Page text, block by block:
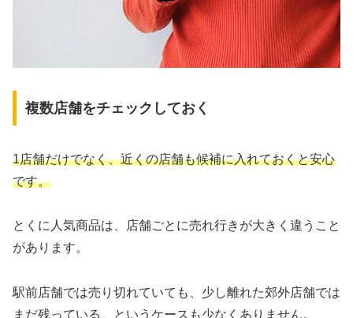
複数店舗をチェックしておく
1店舗だけでなく、近くの店舗も候補に入れておくと安心
です。
とくに人気商品は、店舗ごとに売れ行きが大きく違うこと
があります。
駅前店舗では売り切れていても、少し離れた郊外店舗では
まだ残っている、というケースも少なくありません。